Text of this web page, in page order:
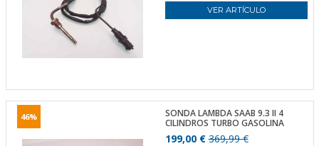
VER ARTÍCULO
46%
SONDA LAMBDA SAAB 9.3 II 4
CILINDROS TURBO GASOLINA
199,00 €369,99 €